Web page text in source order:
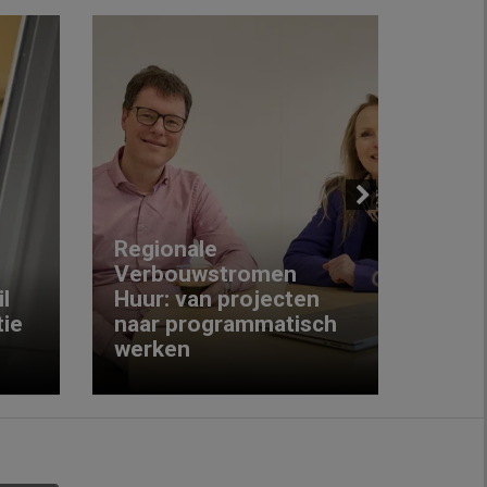
Regionale
Verbouwstromen
Huur: van projecten
naar programmatisch
werken
Next